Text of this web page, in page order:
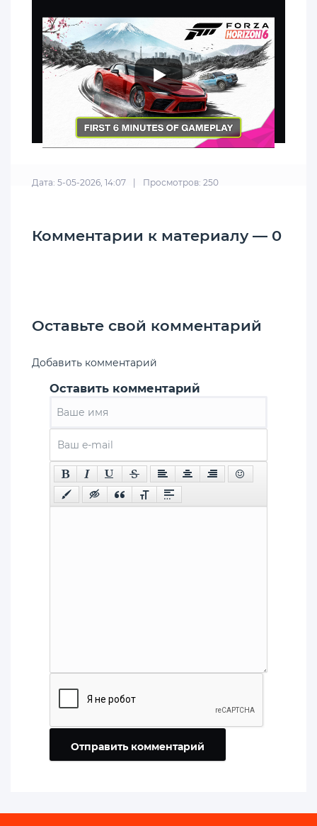
Дата: 5-05-2026, 14:07 Просмотров: 250
Комментарии к материалу — 0
Оставьте свой комментарий
Добавить комментарий
Оставить комментарий
Отправить комментарий